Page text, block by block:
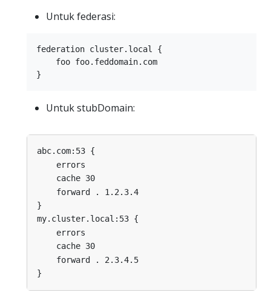
Untuk federasi:
federation cluster.local {
    foo foo.feddomain.com
Untuk stubDomain:
abc.com:53 {
errors
cache 30
forward . 1.2.3.4
}
my.cluster.local:53 {
errors
cache 30
forward . 2.3.4.5
}